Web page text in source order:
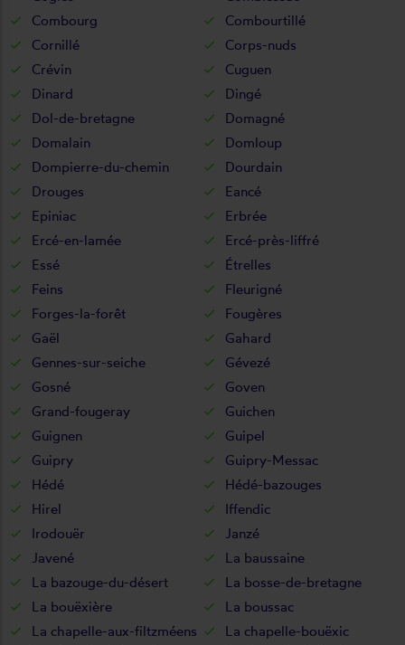
Combourg
Combourtillé
Cornillé
Corps-nuds
Crévin
Cuguen
Dinard
Dingé
Dol-de-bretagne
Domagné
Domalain
Domloup
Dompierre-du-chemin
Dourdain
Drouges
Eancé
Epiniac
Erbrée
Ercé-en-lamée
Ercé-près-liffré
Essé
Étrelles
Feins
Fleurigné
Forges-la-forêt
Fougères
Gaël
Gahard
Gennes-sur-seiche
Gévezé
Gosné
Goven
Grand-fougeray
Guichen
Guignen
Guipel
Guipry
Guipry-Messac
Hédé
Hédé-bazouges
Hirel
Iffendic
Irodouër
Janzé
Javené
La baussaine
La bazouge-du-désert
La bosse-de-bretagne
La bouëxière
La boussac
La chapelle-aux-filtzméens
La chapelle-bouëxic